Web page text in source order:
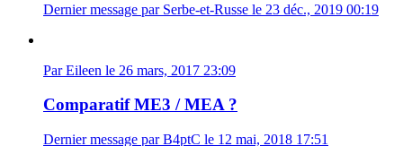
Dernier message par Serbe-et-Russe le 23 déc., 2019 00:19
Par Eileen le 26 mars, 2017 23:09
Comparatif ME3 / MEA ?
Dernier message par B4ptC le 12 mai, 2018 17:51